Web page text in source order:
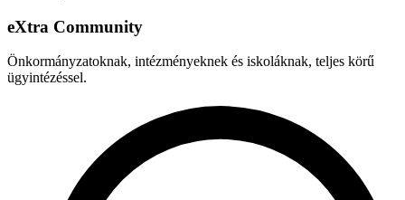
eXtra Community
Önkormányzatoknak, intézményeknek és iskoláknak, teljes körű
ügyintézéssel.